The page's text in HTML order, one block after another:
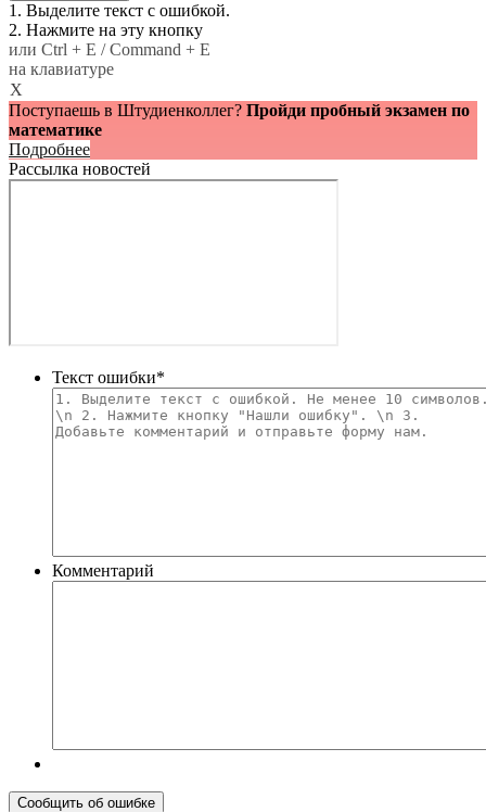
1. Выделите текст с ошибкой.
2. Нажмите на эту кнопку
или Ctrl + E / Command + E
на клавиатуре
X
Поступаешь в Штудиенколлег? Пройди пробный экзамен по
математике
Подробнее
Рассылка новостей
Текст ошибки*
Комментарий